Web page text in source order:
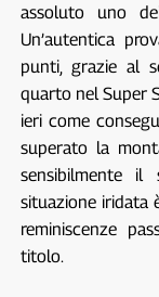
assoluto uno
Un’autentica
punti, grazie al
quarto nel Super
ieri come
superato la
sensibilmente
situazione iridata
reminiscenze
titolo.